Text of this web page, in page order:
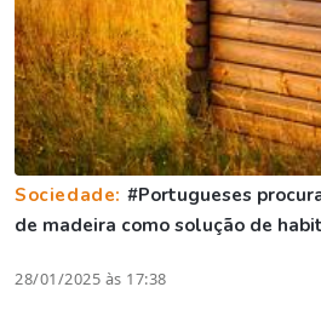
Sociedade: #Portugueses
de madeira como solução de
28/01/2025 às 17:38